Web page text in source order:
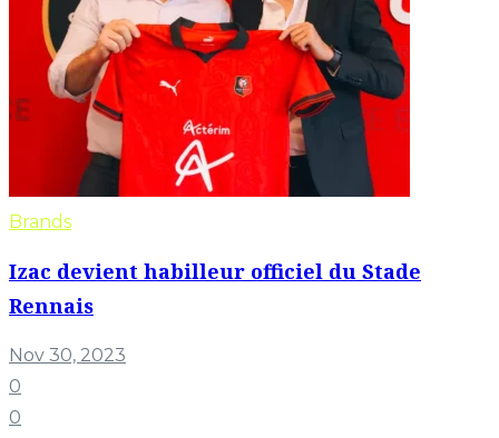
Brands
Izac devient habilleur officiel du Stade
Rennais
Nov 30, 2023
0
0